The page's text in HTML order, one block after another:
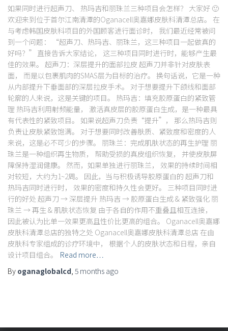
如果同时进行超声刀、 热玛吉和丽珠兰三种项目会怎样？ 大家好 🙂
欢迎来到位于首尔江南清潭的Oganacell奥嘉娜皮肤科清潭总店。 在
与考虑韩国皮肤科项目的外国顾客进行面诊时， 我们最近经常被问
到一个问题： “超声刀、热玛吉、丽珠兰，这三种项目一起做真的
好吗？” 直接告诉大家结论， 这三种项目同时进行时，能够产生最
佳的效果。 超声刀：深层提升的面部拉皮 超声刀并非针对皮肤表
面， 而是以包裹肌肉的SMAS层为目标的治疗。 换句话说，它是一种
从内部提升下垂面部的深层拉皮手术。 对于想要提升下颌线和面部
轮廓的人来说，这是关键的项目。 热玛吉：填充胶原蛋白的紧致管
理 热玛吉利用射频能量， 激活真皮层的胶原蛋白生成，是一种最具
有代表性的紧致项目。 如果说超声刀负责“提升”， 那么热玛吉则
负责让皮肤紧致饱满。 对于想要同时改善肤质、紧致度和密度的人
来说，这是必不可少的步骤。 丽珠兰：完成肌肤状态的再生护理 丽
珠兰是一种组织再生物质， 帮助受损的真皮组织恢复， 并使皮肤屏
障保持湿润健康。 然而，如果单独进行丽珠兰， 效果的持续时间相
对较短，大约为1~2周。 因此，当与积极诱导胶原蛋白的 超声刀和
热玛吉同时进行时， 效果的密度和持久性会更好。 三种项目同时进
行的好处 超声刀 → 深层提升 热玛吉 → 胶原蛋白生成 & 紧致强化 丽
珠兰 → 再生 & 肌肤状态恢复 由于各自的作用不重叠且相互连接，
因此被认为比单一效果更高且性价比更高的组合。 Oganacell奥嘉娜
皮肤科清潭总店的独特之处 Oganacell奥嘉娜皮肤科清潭总店 在由
皮肤科专家组成的诊疗环境中， 根据个人的皮肤状态和日程，亲自
设计项目组合。
Read more…
By oganaglobalcd 5 months ago